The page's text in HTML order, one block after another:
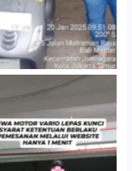
Cityplaza Jatinegara